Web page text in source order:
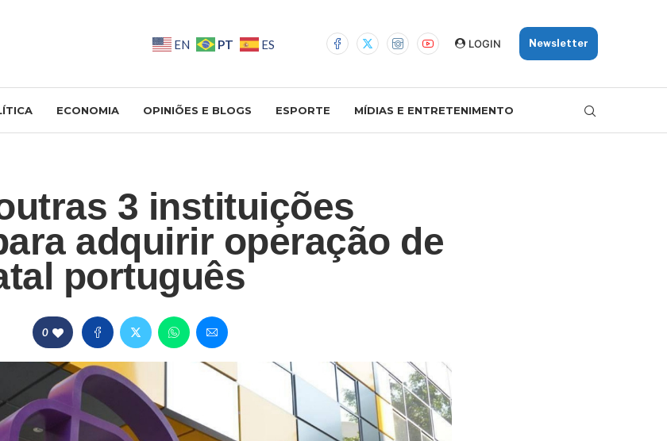
EN PT ES LOGIN Newsletter
ECONOMIA OPINIÕES E BLOGS ESPORTE MÍDIAS E ENTRETENIMENTO
3 instituições
adquirir operação de
português
0